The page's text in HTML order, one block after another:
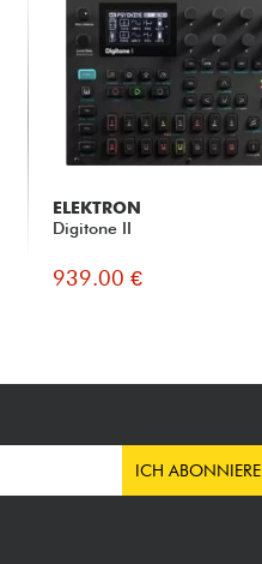
ELEKTRON
Digitone II
939.00 €
ICH ABONNIERE